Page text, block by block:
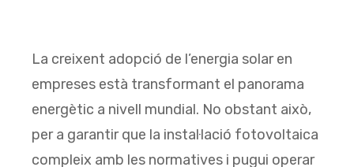
La creixent adopció de l’energia solar en
empreses està transformant el panorama
energètic a nivell mundial. No obstant això,
per a garantir que la instal·lació fotovoltaica
compleix amb les normatives i pugui operar